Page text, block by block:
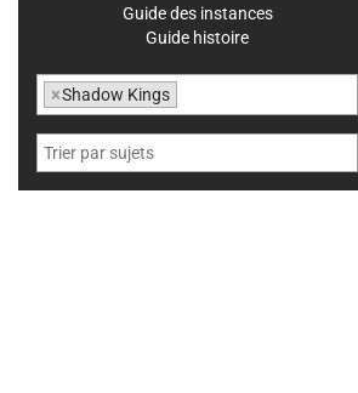
Guide des instances
Guide histoire
×Shadow Kings